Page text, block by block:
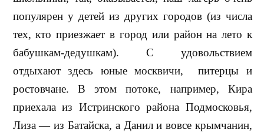
популярен у детей из других городов (из числа
тех, кто приезжает в город или район на лето к
бабушкам-дедушкам). С удовольствием
отдыхают здесь юные москвичи,
питерцы и
ростовчане. В этом потоке, например, Кира
приехала из Истринского района Подмосковья,
Лиза — из Батайска, а Данил и вовсе крымчанин,